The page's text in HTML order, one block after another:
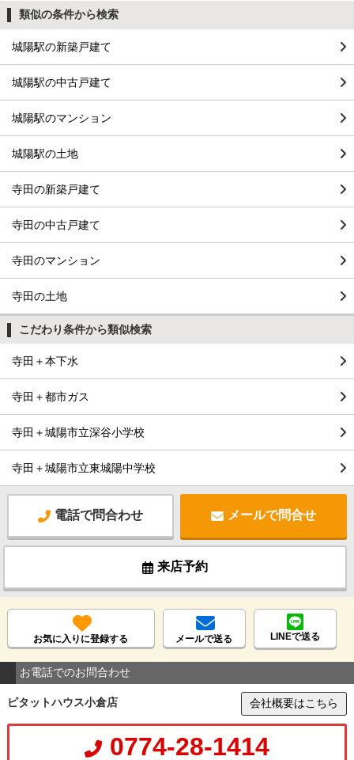
類似の条件から検索
城陽駅の新築戸建て
城陽駅の中古戸建て
城陽駅のマンション
城陽駅の土地
寺田の新築戸建て
寺田の中古戸建て
寺田のマンション
寺田の土地
こだわり条件から類似検索
寺田＋本下水
寺田＋都市ガス
寺田＋城陽市立深谷小学校
寺田＋城陽市立東城陽中学校
電話で問合わせ メールで問合せ
来店予約
お気に入りに登録する メールで送る LINEで送る
お電話でのお問合わせ
ピタットハウス小倉店 会社概要はこちら
0774-28-1414